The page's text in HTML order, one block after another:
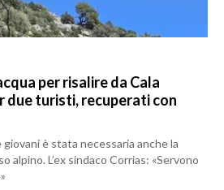
per risalire da Cala
due turisti, recuperati con
è stata necessaria anche la
alpino. L’ex sindaco Corrias: «Servono